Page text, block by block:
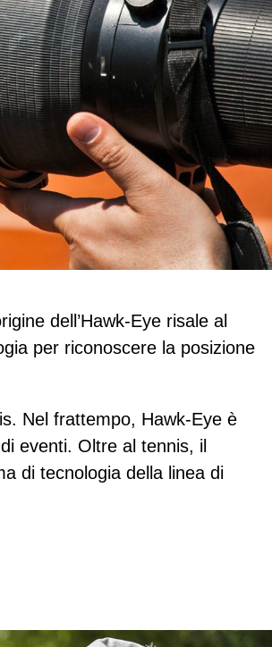
dell’Hawk-Eye risale al
per riconoscere la posizione
Nel frattempo, Hawk-Eye è
eventi. Oltre al tennis, il
di tecnologia della linea di